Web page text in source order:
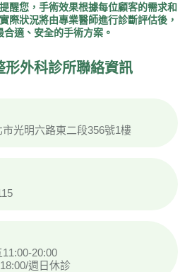
醒您，手術效果根據每位顧客的需求和
際狀況將由專業醫師進行診斷評估後，
合適、安全的手術方案。
形外科診所聯絡資訊
光明六路東二段356號1樓
20:00
週日休診